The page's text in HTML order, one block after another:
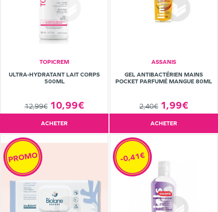
TOPICREM
ULTRA-HYDRATANT LAIT CORPS
500ML
12,99€ 10,99€
ACHETER
ASSANIS
GEL ANTIBACTÉRIEN MAINS
POCKET PARFUMÉ MANGUE 80ML
2,40€ 1,99€
ACHETER
PROMO -0,41€